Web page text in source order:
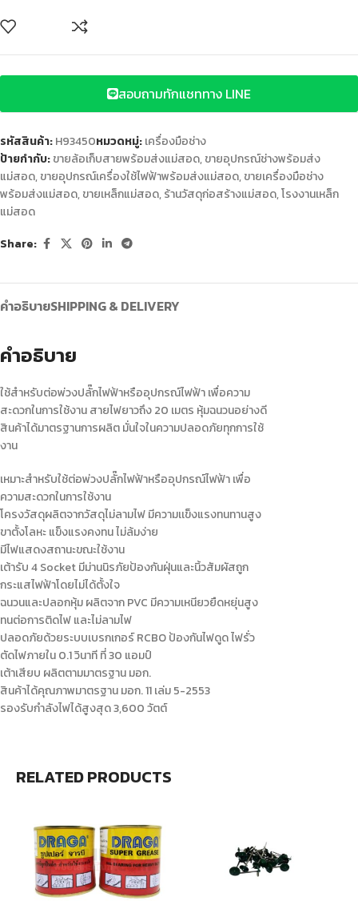
สอบถามทักแชททาง LINE
รหัสสินค้า:H93450หมวดหมู่:เครื่องมือช่าง
ป้ายกำกับ:ขายล้อเก็บสายพร้อมส่งแม่สอด,ขายอุปกรณ์ช่างพร้อมส่ง
แม่สอด,ขายอุปกรณ์เครื่องใช้ไฟฟ้าพร้อมส่งแม่สอด,ขายเครื่องมือช่าง
พร้อมส่งแม่สอด,ขายเหล็กแม่สอด,ร้านวัสดุก่อสร้างแม่สอด,โรงงานเหล็ก
แม่สอด
Share:
คำอธิบายSHIPPING & DELIVERY
คำอธิบาย
ใช้สำหรับต่อพ่วงปลั๊กไฟฟ้าหรืออุปกรณ์ไฟฟ้า เพื่อความ
สะดวกในการใช้งาน สายไฟยาวถึง 20 เมตร หุ้มฉนวนอย่างดี
สินค้าได้มาตรฐานการผลิต มั่นใจในความปลอดภัยทุกการใช้
งาน
เหมาะสำหรับใช้ต่อพ่วงปลั๊กไฟฟ้าหรืออุปกรณ์ไฟฟ้า เพื่อ
ความสะดวกในการใช้งาน
โครงวัสดุผลิตจากวัสดุไม่ลามไฟ มีความเเข็งแรงทนทานสูง
ขาตั้งโลหะ แข็งแรงคงทน ไม่ล้มง่าย
มีไฟแสดงสถานะขณะใช้งาน
เต้ารับ 4 Socket มีม่านนิรภัยป้องกันฝุ่นและนิ้วสัมผัสถูก
กระแสไฟฟ้าโดยไม่ได้ตั้งใจ
ฉนวนและปลอกหุ้ม ผลิตจาก PVC มีความเหนียวยืดหยุ่นสูง
ทนต่อการติดไฟ และไม่ลามไฟ
ปลอดภัยด้วยระบบเบรกเกอร์ RCBO ป้องกันไฟดูด ไฟรั่ว
ตัดไฟภายใน 0.1 วินาที ที่ 30 แอมป์
เต้าเสียบ ผลิตตามมาตรฐาน มอก.
สินค้าได้คุณภาพมาตรฐาน มอก. 11 เล่ม 5-2553
รองรับกำลังไฟได้สูงสุด 3,600 วัตต์
RELATED PRODUCTS